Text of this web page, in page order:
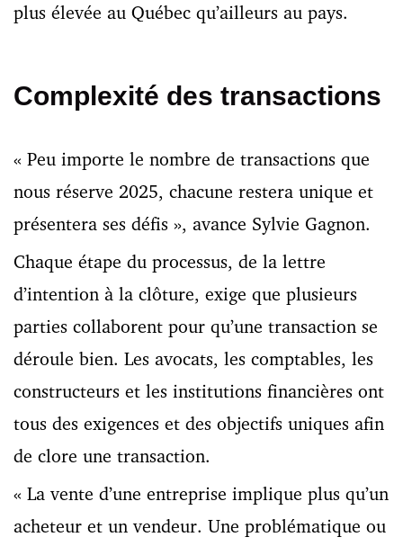
plus élevée au Québec qu’ailleurs au pays.
Complexité des transactions
« Peu importe le nombre de transactions que
nous réserve 2025, chacune restera unique et
présentera ses défis », avance Sylvie Gagnon.
Chaque étape du processus, de la lettre
d’intention à la clôture, exige que plusieurs
parties collaborent pour qu’une transaction se
déroule bien. Les avocats, les comptables, les
constructeurs et les institutions financières ont
tous des exigences et des objectifs uniques afin
de clore une transaction.
« La vente d’une entreprise implique plus qu’un
acheteur et un vendeur. Une problématique ou